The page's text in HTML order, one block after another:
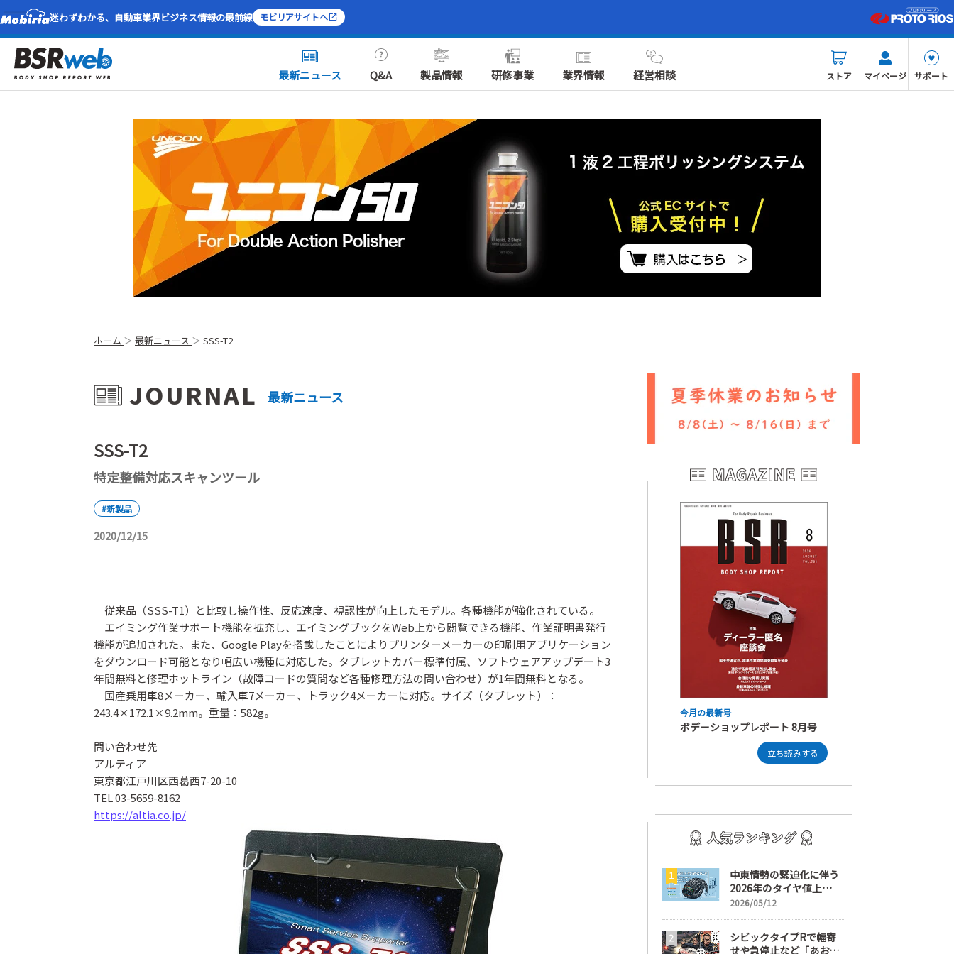
迷わずわかる、自動車業界ビジネス情報の最前線 モビリアサイトへ
最新ニュース Q&A 製品情報 研修事業 業界情報 経営相談 ストア マイページ サポート
ホーム 最新ニュース SSS-T2
JOURNAL 最新ニュース
SSS-T2
特定整備対応スキャンツール
#新製品
2020/12/15
従来品（SSS-T1）と比較し操作性、反応速度、視認性が向上したモデル。各種機能が強化されている。
エイミング作業サポート機能を拡充し、エイミングブックをWeb上から閲覧できる機能、作業証明書発行
機能が追加された。また、Google Playを搭載したことによりプリンターメーカーの印刷用アプリケーション
をダウンロード可能となり幅広い機種に対応した。タブレットカバー標準付属、ソフトウェアアップデート3
年間無料と修理ホットライン（故障コードの質問など各種修理方法の問い合わせ）が1年間無料となる。
国産乗用車8メーカー、輸入車7メーカー、トラック4メーカーに対応。サイズ（タブレット）：
243.4×172.1×9.2mm。重量：582g。
問い合わせ先
アルティア
東京都江戸川区西葛西7-20-10
TEL 03-5659-8162
https://altia.co.jp/
今月の最新号
ボデーショップレポート 8月号
立ち読みする
中東情勢の緊迫化に伴う
2026年のタイヤ値上
げ！ 値上げ実施1ヶ月前
売において極めて重要な
訳
2026/05/12
シビックタイプRで幅寄
せや急停止など「あおり